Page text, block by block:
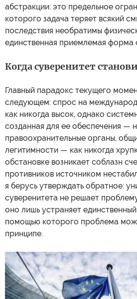
абстракции: это предельное
которого задача теряет всякий
последствия необратимы
единственная приемлемая форма
Когда суверенитет
Главный парадокс текущего
следующем: спрос на
как никогда высок, однако
созданная для ее обеспечения —
правоохранительные органы,
легитимности — как никогда
обстановке возникает соблазн
противников источником
я берусь утверждать обратное:
суверенитета не решает
оно лишь устраняет
помощью которого проблема
принципе.